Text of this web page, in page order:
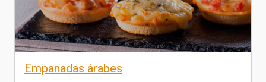
Empanadas árabes